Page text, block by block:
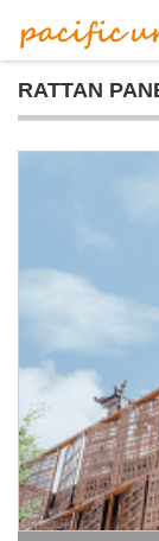
RATTAN